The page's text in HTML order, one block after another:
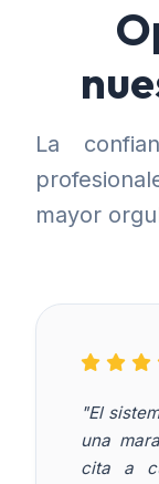
La
mayor
"El
una
cita a